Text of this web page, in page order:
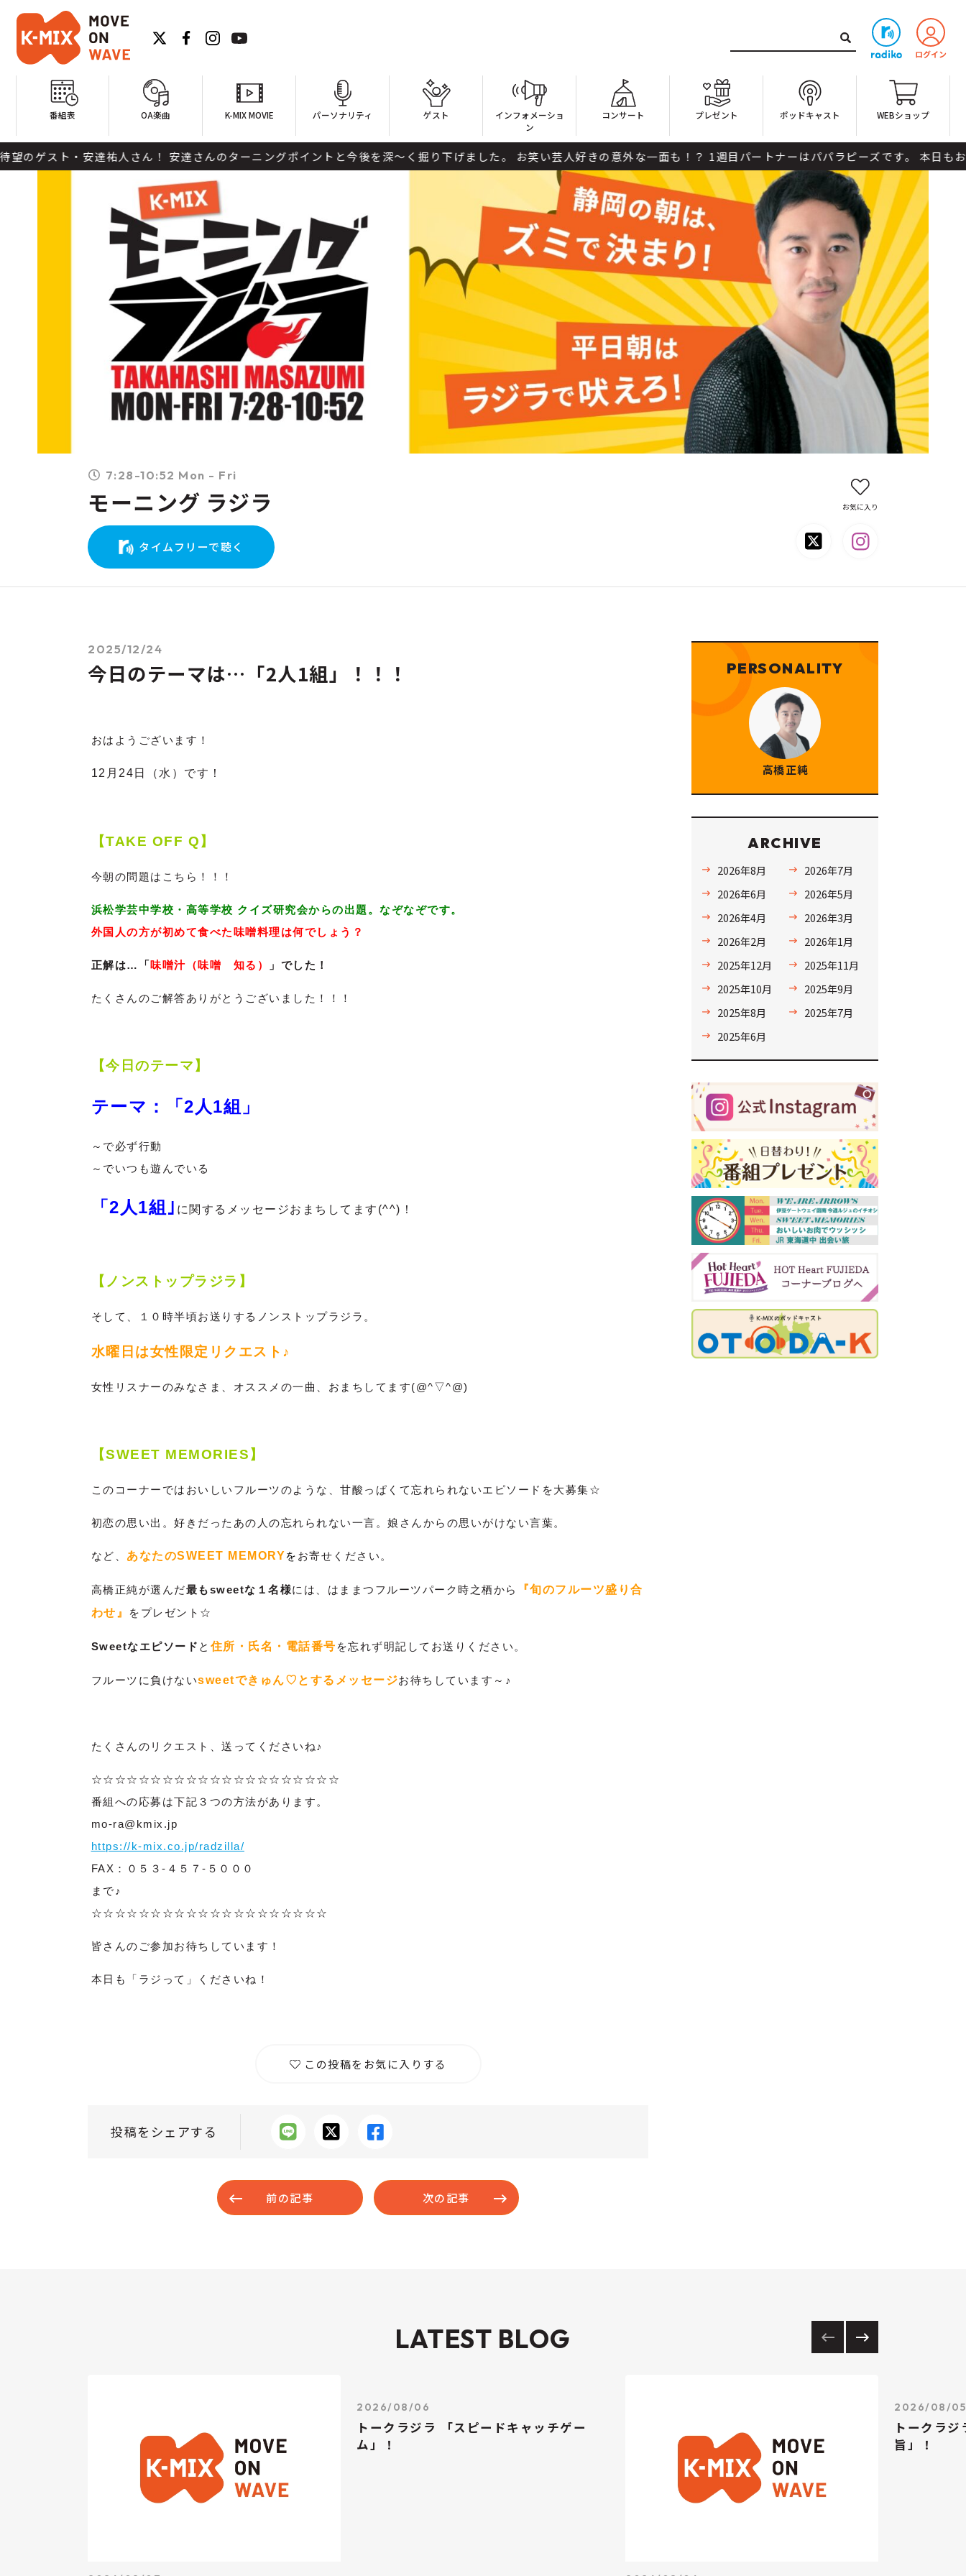
番組表 OA楽曲 K-MIX MOVIE パーソナリティ ゲスト
インフォメーショ
ン
コンサート プレゼント ポッドキャスト WEBショップ
さん！ 安達さんのターニングポイントと今後を深～く掘り下げました。 お笑い芸人好きの意外な一面も！？ 1週目パートナーはパパラピーズです。 本日もお楽しみに
7:28-10:52 Mon - Fri
モーニング ラジラ
タイムフリーで聴く
お気に入り
2025/12/24
今日のテーマは…「2人1組」！！！
おはようございます！
12月24 日（水）です！
【TAKE OFF Q】
今朝の問題はこちら！！！
浜松学芸中学校・高等学校 クイズ研究会からの出題。なぞなぞです。
外国人の方が初めて食べた味噌料理は何でしょう？
正解は…「味噌汁（味噌 知る） 」でした！
たくさんのご解答ありがとうございました！！！
【今日のテーマ】
テーマ：「2人1組」
～で必ず行動
～でいつも遊んでいる
「2人1組｣ に関する メッセージおまちしてます(^^)！
【ノンストップラジラ】
そして、１０時半頃お送りするノンストップラジラ。
水曜日は女性限定リクエスト♪
女性リスナーのみなさま、オススメの一曲、おまちしてます(@^▽^@)
【SWEET MEMORIES】
このコーナーではおいしいフルーツのような、甘酸っぱくて忘れられないエピソードを大募集☆
初恋の思い出。好きだったあの人の忘れられない一言。娘さんからの思いがけない言葉。
など、 あなたのSWEET MEMORYを お寄せください。
高橋正純が選んだ最もsweetな１名様には、はままつフルーツパーク時之栖から
『旬のフルーツ盛り合
わせ』
をプレゼント☆
Sweetなエピソード と 住所・氏名・電話番号 を忘れず明記してお送りください。
フルーツに負けないsweetできゅん♡とするメッセージお待ちしています～♪
たくさんのリクエスト、送ってくださいね♪
☆☆☆☆☆☆☆☆☆☆☆☆☆☆☆☆☆☆☆☆☆
番組への応募は下記３つの方法があります。
mo-ra@kmix.jp
https://k-mix.co.jp/radzilla/
FAX：０５３-４５７-５０００
まで♪
☆☆☆☆☆☆☆☆☆☆☆☆☆☆☆☆☆☆☆☆
皆さんのご参加お待ちしています！
本日も「ラジって」くださいね！
この投稿をお気に入りする
投稿をシェアする
前の記事 次の記事
PERSONALITY
高橋 正純
ARCHIVE
2026年8月
2026年7月
2026年6月
2026年5月
2026年4月
2026年3月
2026年2月
2026年1月
2025年12月
2025年11月
2025年10月
2025年9月
2025年8月
2025年7月
2025年6月
LATEST BLOG
2026/08/06
トークラジラ 「スピードキャッチゲー
ム」！
2026/08/05
トークラ
旨」！